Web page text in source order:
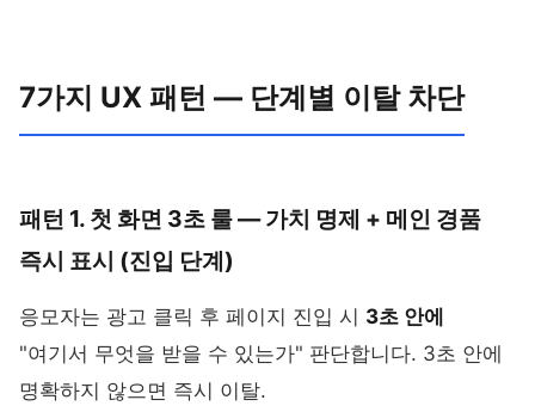
7가지 UX 패턴 — 단계별 이탈 차단
패턴 1. 첫 화면 3초 룰 — 가치 명제 + 메인 경품
즉시 표시 (진입 단계)
응모자는 광고 클릭 후 페이지 진입 시 3초 안에
"여기서 무엇을 받을 수 있는가" 판단합니다. 3초 안에
명확하지 않으면 즉시 이탈.